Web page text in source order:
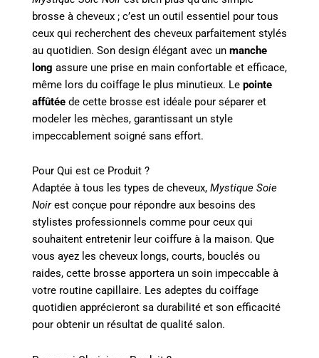
brosse à cheveux ; c’est un outil essentiel pour tous
ceux qui recherchent des cheveux parfaitement stylés
au quotidien. Son design élégant avec un manche
long assure une prise en main confortable et efficace,
même lors du coiffage le plus minutieux. Le pointe
affûtée de cette brosse est idéale pour séparer et
modeler les mèches, garantissant un style
impeccablement soigné sans effort.
Pour Qui est ce Produit ?
Adaptée à tous les types de cheveux, Mystique Soie
Noirest conçue pour répondre aux besoins des
stylistes professionnels comme pour ceux qui
souhaitent entretenir leur coiffure à la maison. Que
vous ayez les cheveux longs, courts, bouclés ou
raides, cette brosse apportera un soin impeccable à
votre routine capillaire. Les adeptes du coiffage
quotidien apprécieront sa durabilité et son efficacité
pour obtenir un résultat de qualité salon.